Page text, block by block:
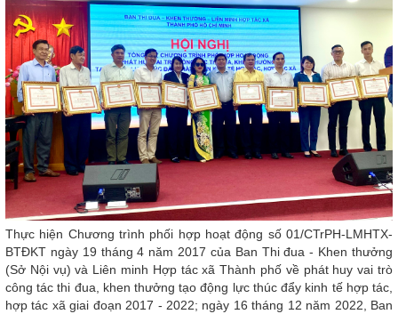
Thực hiện Chương trình phối hợp hoạt động số 01/CTrPH-LMHTX-
BTĐKT ngày 19 tháng 4 năm 2017 của Ban Thi đua - Khen thưởng
(Sở Nội vụ) và Liên minh Hợp tác xã Thành phố về phát huy vai trò
công tác thi đua, khen thưởng tạo động lực thúc đẩy kinh tế hợp tác,
hợp tác xã giai đoạn 2017 - 2022; ngày 16 tháng 12 năm 2022, Ban